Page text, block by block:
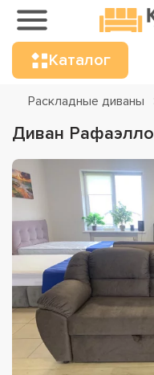
Каталог
Раскладные диваны
Диван Рафаэлло